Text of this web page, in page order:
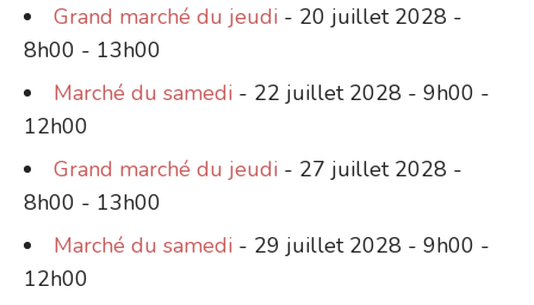
Grand marché du jeudi - 20 juillet 2028 -
8h00 - 13h00
Marché du samedi - 22 juillet 2028 - 9h00 -
12h00
Grand marché du jeudi - 27 juillet 2028 -
8h00 - 13h00
Marché du samedi - 29 juillet 2028 - 9h00 -
12h00